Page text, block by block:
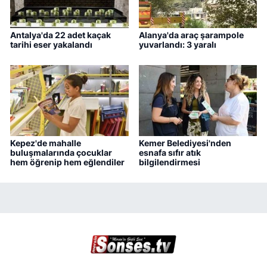
Antalya'da 22 adet kaçak
tarihi eser yakalandı
Alanya'da araç şarampole
yuvarlandı: 3 yaralı
Kepez'de mahalle
buluşmalarında çocuklar
hem öğrenip hem eğlendiler
Kemer Belediyesi'nden
esnafa sıfır atık
bilgilendirmesi